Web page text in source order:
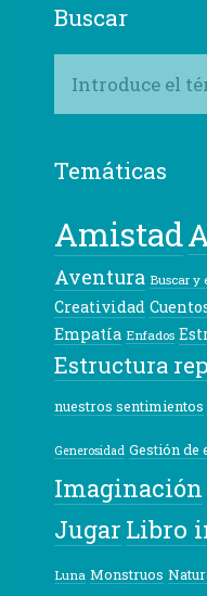
Buscar
Temáticas
Amistad
Aventura Buscar y
Creatividad
Empatía Enfados
Estructura
nuestros sentimientos
Generosidad Gestión de
Imaginación
Jugar Libro
Luna Monstruos